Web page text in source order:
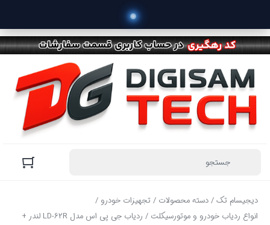
دیجیسام تک/دسته محصولات /تجهیزات خودرو /
انواع ردیاب خودرو و موتورسیکلت
/ ردیاب جی پی اس مدل LD-62R لندر +